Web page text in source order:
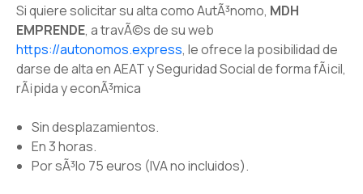
Si quiere solicitar su alta como AutÃ³nomo, MDH
EMPRENDE, a travÃ©s de su web
https://autonomos.express, le ofrece la posibilidad de
darse de alta en AEAT y Seguridad Social de forma fÃ¡cil,
rÃ¡pida y econÃ³mica
Sin desplazamientos.
En 3 horas.
Por sÃ³lo 75 euros (IVA no incluidos).